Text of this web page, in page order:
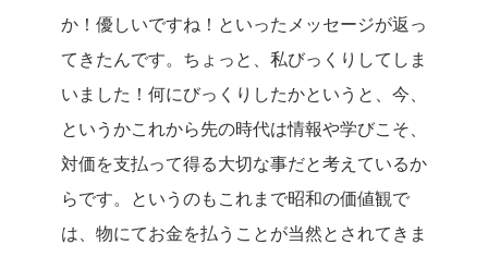
か！優しいですね！ といったメッセージが返っ
てきたんです。 ちょっと、私びっくりしてしま
いました！ 何にびっくりしたかというと、今、
というかこれから先の時代は情報や学びこそ、
対価を支払って得る大切な事だと考えているか
らです。
というのもこれまで昭和の価値観で
は、物にてお金を払うことが当然とされてきま